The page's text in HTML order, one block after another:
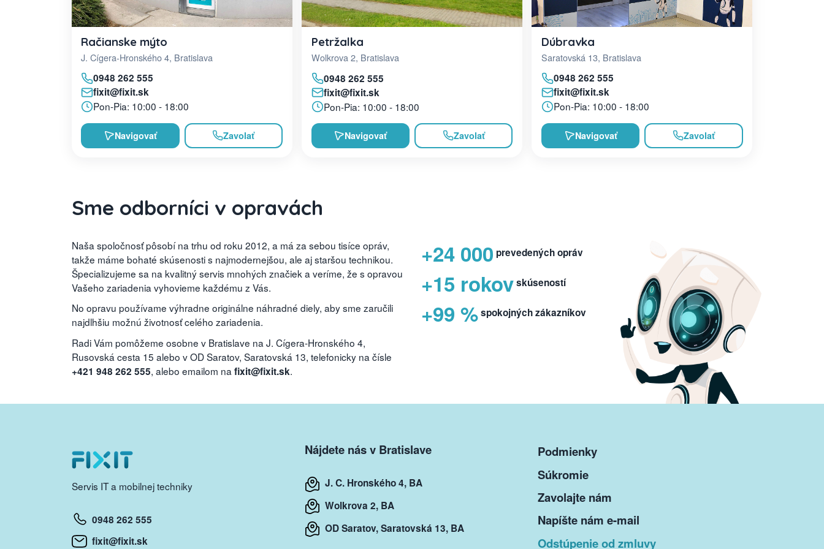
Račianske mýto
J. Cígera-Hronského 4, Bratislava
0948 262 555
fixit@fixit.sk
Pon-Pia: 10:00 - 18:00
Navigovať Zavolať
Petržalka
Wolkrova 2, Bratislava
0948 262 555
fixit@fixit.sk
Pon-Pia: 10:00 - 18:00
Navigovať Zavolať
Dúbravka
Saratovská 13, Bratislava
0948 262 555
fixit@fixit.sk
Pon-Pia: 10:00 - 18:00
Navigovať Zavolať
Sme odborníci v opravách
Naša spoločnosť pôsobí na trhu od roku 2012, a má za sebou tisíce opráv,
takže máme bohaté skúsenosti s najmodernejšou, ale aj staršou technikou.
Špecializujeme sa na kvalitný servis mnohých značiek a veríme, že s opravou
Vašeho zariadenia vyhovieme každému z Vás.
No opravu používame výhradne originálne náhradné diely, aby sme zaručili
najdlhšiu možnú životnosť celého zariadenia.
Radi Vám pomôžeme osobne v Bratislave na J. Cígera-Hronského 4,
Rusovská cesta 15 alebo v OD Saratov, Saratovská 13, telefonicky na čísle
+421 948 262 555, alebo emailom na fixit@fixit.sk.
+24 000 prevedených opráv
+15 rokovskúseností
+99 %spokojných zákazníkov
Servis IT a mobilnej techniky
0948 262 555
fixit@fixit.sk
Nájdete nás v Bratislave
J. C. Hronského 4, BA
Wolkrova 2, BA
OD Saratov, Saratovská 13, BA
Podmienky
Súkromie
Zavolajte nám
Napíšte nám e-mail
Odstúpenie od zmluvy